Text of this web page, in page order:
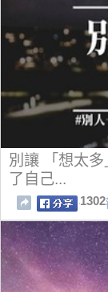
別讓 「想太
了自己...
1302